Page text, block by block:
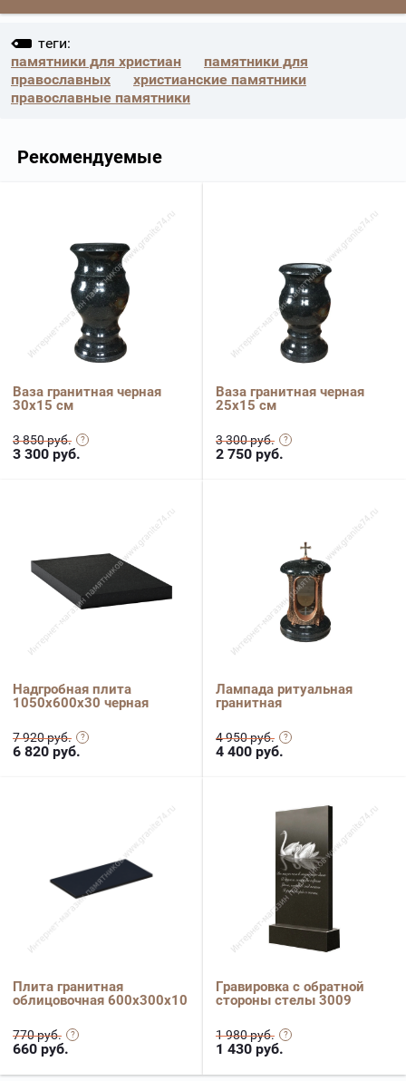
теги:
памятники для христиан
памятники для
православных
христианские памятники
православные памятники
Рекомендуемые
Ваза гранитная черная
30х15 см
3 850 руб.
3 300 руб.
Ваза гранитная черная
25х15 см
3 300 руб.
2 750 руб.
Надгробная плита
1050х600х30 черная
7 920 руб.
6 820 руб.
Лампада ритуальная
гранитная
4 950 руб.
4 400 руб.
Плита гранитная
облицовочная 600х300х10
770 руб.
660 руб.
Гравировка с обратной
стороны стелы 3009
1 980 руб.
1 430 руб.